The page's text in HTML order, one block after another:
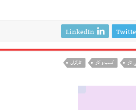
LinkedIn
کار كسب و كار کارگران